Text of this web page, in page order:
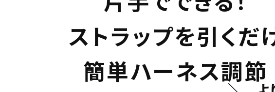
ストラップを引くだ
簡単ハーネス調節